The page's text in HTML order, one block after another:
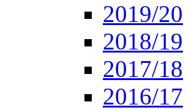
2019/20
2018/19
2017/18
2016/17